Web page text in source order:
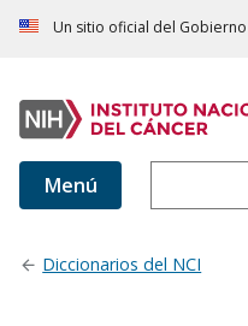
Un sitio oficial del
Menú
Diccionarios del NCI